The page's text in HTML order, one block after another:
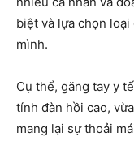
biệt và lựa chọn
mình.
Cụ thể, găng tay y
tính đàn hồi cao,
mang lại sự thoải